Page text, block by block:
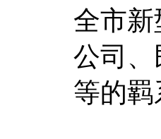
全市
公司
等的